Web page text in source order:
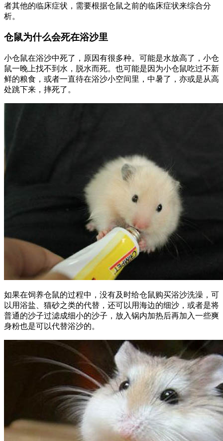
者其他的临床症状，需要根据仓鼠之前的临床症状来综合分
析。
仓鼠为什么会死在浴沙里
小仓鼠在浴沙中死了，原因有很多种。可能是水放高了，小仓
鼠一晚上找不到水，脱水而死。也可能是因为小仓鼠吃过不新
鲜的粮食，或者一直待在浴沙小空间里，中暑了，亦或是从高
处跳下来，摔死了。
如果在饲养仓鼠的过程中，没有及时给仓鼠购买浴沙洗澡，可
以用浴盐、猫砂之类的代替，还可以用海边的细沙，或者是将
普通的沙子过滤成细小的沙子，放入锅内加热后再加入一些爽
身粉也是可以代替浴沙的。